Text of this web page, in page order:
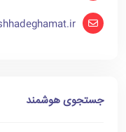
جستجوی هوشمند